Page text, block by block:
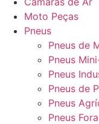
Moto Peças
Pneus
Pneus de
Pneus
Pneus
Pneus de
Pneus
Pneus